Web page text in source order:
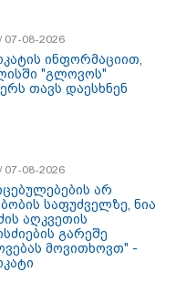
"გლოვოს"
2026
164 ადამიანი
- 57 პირს ამ დრომდე
2026
გავიდა აგვისტოს ომის
დღესაც ყველას
07-08-2026
ინფორმაციით,
"გლოვოს"
თავს დაესხნენ
07-08-2026
არ
საფუძველზე, ნია
აღკვეთის
გარეშე
მოვითხოვთ" -